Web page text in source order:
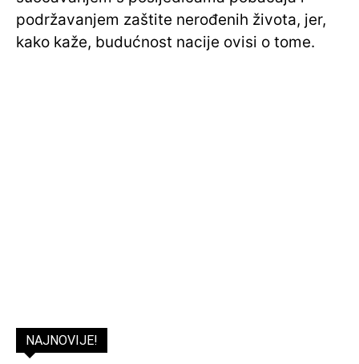
podržavanjem zaštite nerođenih života, jer,
kako kaže, budućnost nacije ovisi o tome.
NAJNOVIJE!